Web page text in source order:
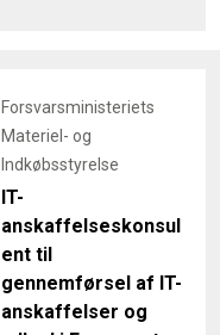
Forsvarsministeriets
Materiel- og
Indkøbsstyrelse
IT-
anskaffelseskonsul
ent til
gennemførsel af IT-
anskaffelser og